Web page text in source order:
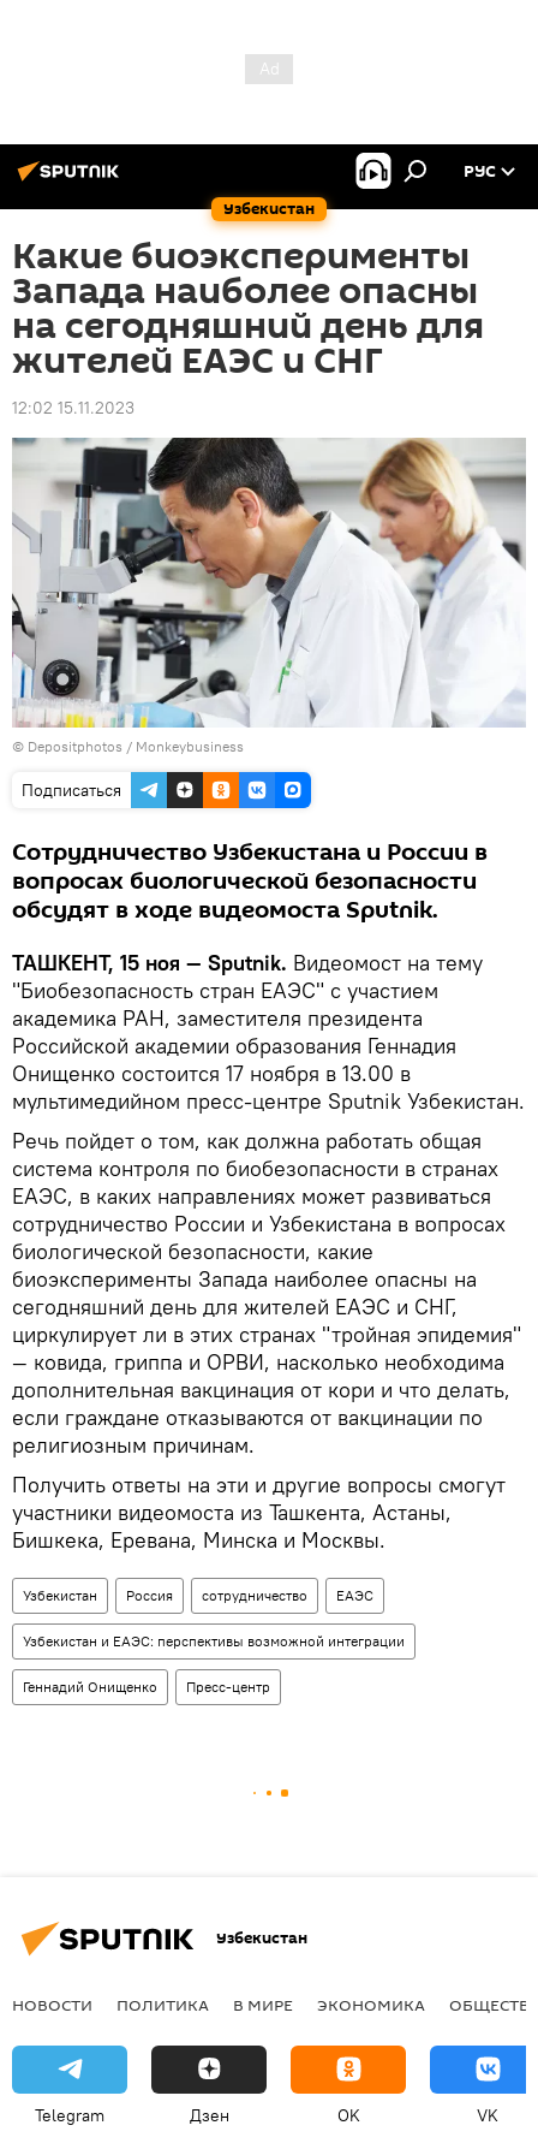
Узбекистан
РУС
Какие биоэксперименты
Запада наиболее опасны
на сегодняшний день для
жителей ЕАЭС и СНГ
12:02 15.11.2023
© Depositphotos / Monkeybusiness
Подписаться
Сотрудничество Узбекистана и России в
вопросах биологической безопасности
обсудят в ходе видеомоста Sputnik.
ТАШКЕНТ, 15 ноя — Sputnik. Видеомост на тему
"Биобезопасность стран ЕАЭС" с участием
академика РАН, заместителя президента
Российской академии образования Геннадия
Онищенко состоится 17 ноября в 13.00 в
мультимедийном пресс-центре Sputnik Узбекистан.
Речь пойдет о том, как должна работать общая
система контроля по биобезопасности в странах
ЕАЭС, в каких направлениях может развиваться
сотрудничество России и Узбекистана в вопросах
биологической безопасности, какие
биоэксперименты Запада наиболее опасны на
сегодняшний день для жителей ЕАЭС и СНГ,
циркулирует ли в этих странах "тройная эпидемия"
— ковида, гриппа и ОРВИ, насколько необходима
дополнительная вакцинация от кори и что делать,
если граждане отказываются от вакцинации по
религиозным причинам.
Получить ответы на эти и другие вопросы смогут
участники видеомоста из Ташкента, Астаны,
Бишкека, Еревана, Минска и Москвы.
Узбекистан Россия сотрудничество ЕАЭС
Узбекистан и ЕАЭС: перспективы возможной интеграции
Геннадий Онищенко Пресс-центр
Узбекистан
НОВОСТИ ПОЛИТИКА В МИРЕ ЭКОНОМИКА
Telegram Дзен OK VK